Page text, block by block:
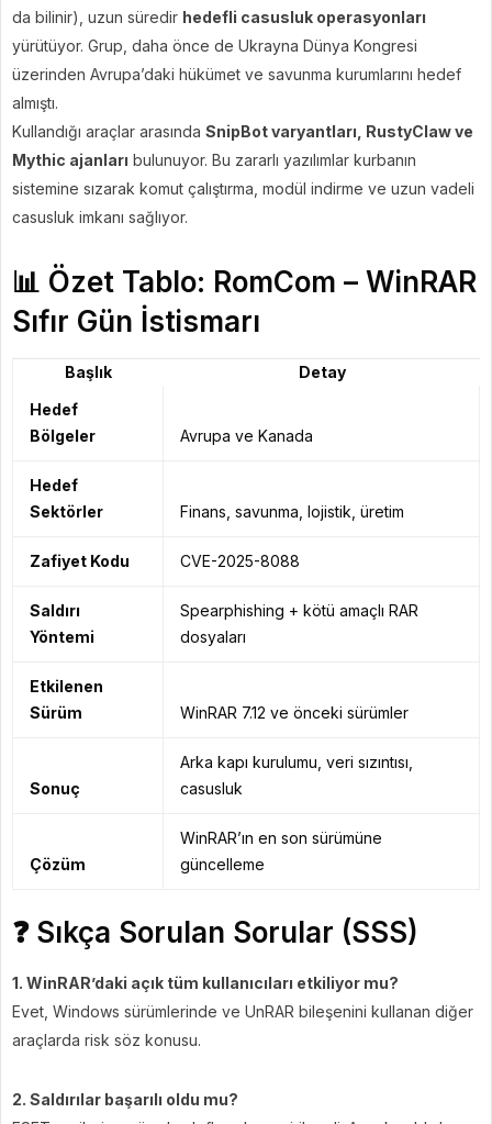
da bilinir), uzun süredir hedefli casusluk operasyonları
yürütüyor. Grup, daha önce de Ukrayna Dünya Kongresi
üzerinden Avrupa’daki hükümet ve savunma kurumlarını hedef
almıştı.
Kullandığı araçlar arasında SnipBot varyantları, RustyClaw ve
Mythic ajanları bulunuyor. Bu zararlı yazılımlar kurbanın
sistemine sızarak komut çalıştırma, modül indirme ve uzun vadeli
casusluk imkanı sağlıyor.
📊 Özet Tablo: RomCom – WinRAR
Sıfır Gün İstismarı
Başlık
Detay
Hedef
Bölgeler
Avrupa ve Kanada
Hedef
Sektörler
Finans, savunma, lojistik, üretim
Zafiyet Kodu CVE-2025-8088
Saldırı
Yöntemi
Spearphishing + kötü amaçlı RAR
dosyaları
Etkilenen
Sürüm
WinRAR 7.12 ve önceki sürümler
Sonuç
Arka kapı kurulumu, veri sızıntısı,
casusluk
Çözüm
WinRAR’ın en son sürümüne
güncelleme
❓ Sıkça Sorulan Sorular (SSS)
1. WinRAR’daki açık tüm kullanıcıları etkiliyor mu?
Evet, Windows sürümlerinde ve UnRAR bileşenini kullanan diğer
araçlarda risk söz konusu.
2. Saldırılar başarılı oldu mu?